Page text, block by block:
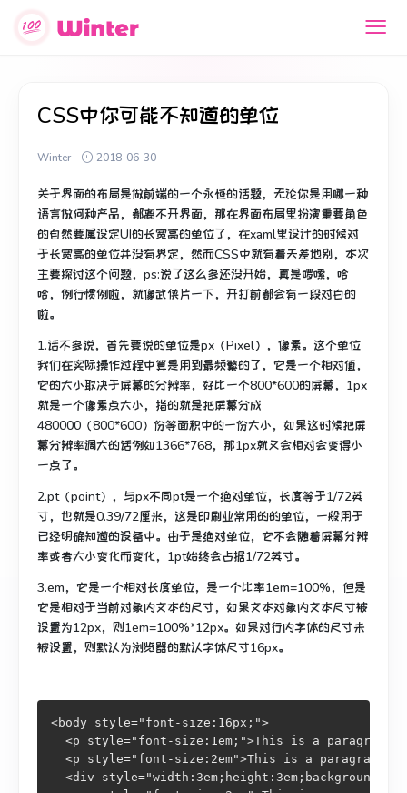
CSS中你可能不知道的单位
Winter 2018-06-30
关于界面的布局是做前端的一个永恒的话题，无论你是用哪一种
语言做何种产品，都离不开界面，那在界面布局里扮演重要角色
的自然要属设定UI的长宽高的单位了，在xaml里设计的时候对
于长宽高的单位并没有界定，然而CSS中就有着天差地别，本次
主要探讨这个问题，ps:说了这么多还没开始，真是啰嗦，哈
哈，例行惯例啦，就像武侠片一下，开打前都会有一段对白的
啦。
1.话不多说，首先要说的单位是px（Pixel），像素。这个单位
我们在实际操作过程中算是用到最频繁的了，它是一个相对值，
它的大小取决于屏幕的分辨率，好比一个800*600的屏幕，1px
就是一个像素点大小，指的就是把屏幕分成
480000（800*600）份等面积中的一份大小，如果这时候把屏
幕分辨率调大的话例如1366*768，那1px就又会相对会变得小
一点了。
2.pt（point），与px不同pt是一个绝对单位，长度等于1/72英
寸，也就是0.39/72厘米，这是印刷业常用的的单位，一般用于
已经明确知道的设备中。由于是绝对单位，它不会随着屏幕分辨
率或者大小变化而变化，1pt始终会占据1/72英寸。
3.em，它是一个相对长度单位，是一个比率1em=100%，但是
它是相对于当前对象内文本的尺寸，如果文本对象内文本尺寸被
设置为12px，则1em=100%*12px。如果对行内字体的尺寸未
被设置，则默认为浏览器的默认字体尺寸16px。
<body style="font-size:16px;">
<p style="font-size:1em;">This is a
<p style="font-size:2em">This is a
<div